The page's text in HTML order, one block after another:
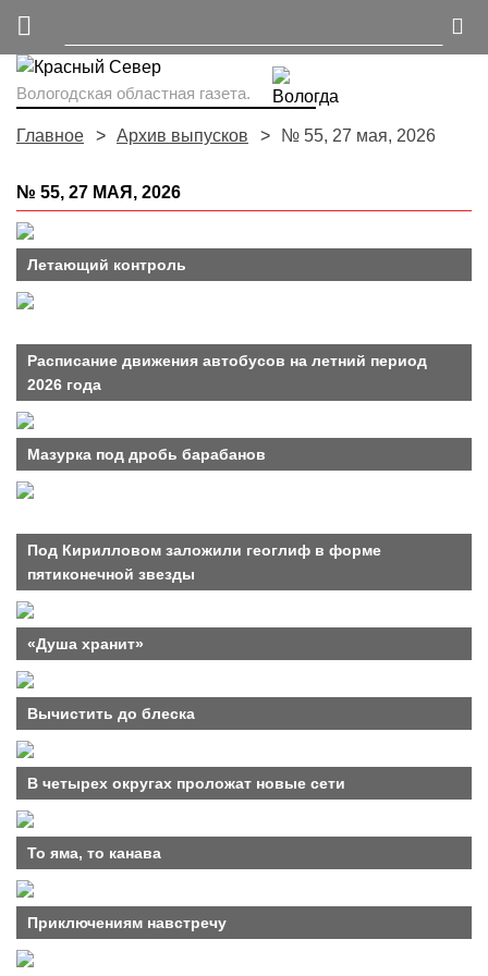
Вологодская областная газета.
Главное Архив выпусков № 55, 27 мая, 2026
№ 55, 27 МАЯ, 2026
Летающий контроль
Расписание движения автобусов на летний период
2026 года
Мазурка под дробь барабанов
Под Кирилловом заложили геоглиф в форме
пятиконечной звезды
«Душа хранит»
Вычистить до блеска
В четырех округах проложат новые сети
То яма, то канава
Приключениям навстречу